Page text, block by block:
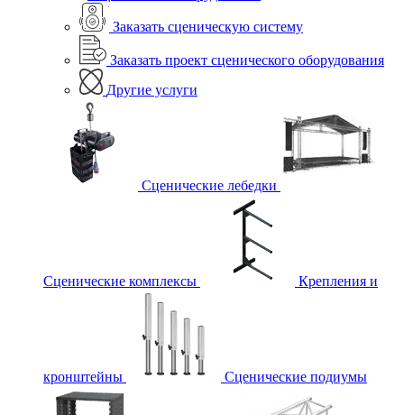
Заказать сценическую систему
Заказать проект сценического оборудования
Другие услуги
Сценические лебедки
Сценические комплексы Крепления и
кронштейны Сценические подиумы